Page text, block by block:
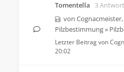
Tomentella
3
von Cognacmeister,
Pilzbestimmung»
Letzter Beitrag von
20:02